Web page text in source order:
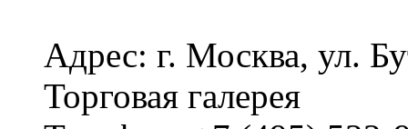
Адрес: г. Москва, ул.
Торговая галерея